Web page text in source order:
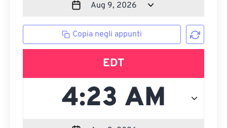
Copia negli appunti
EDT